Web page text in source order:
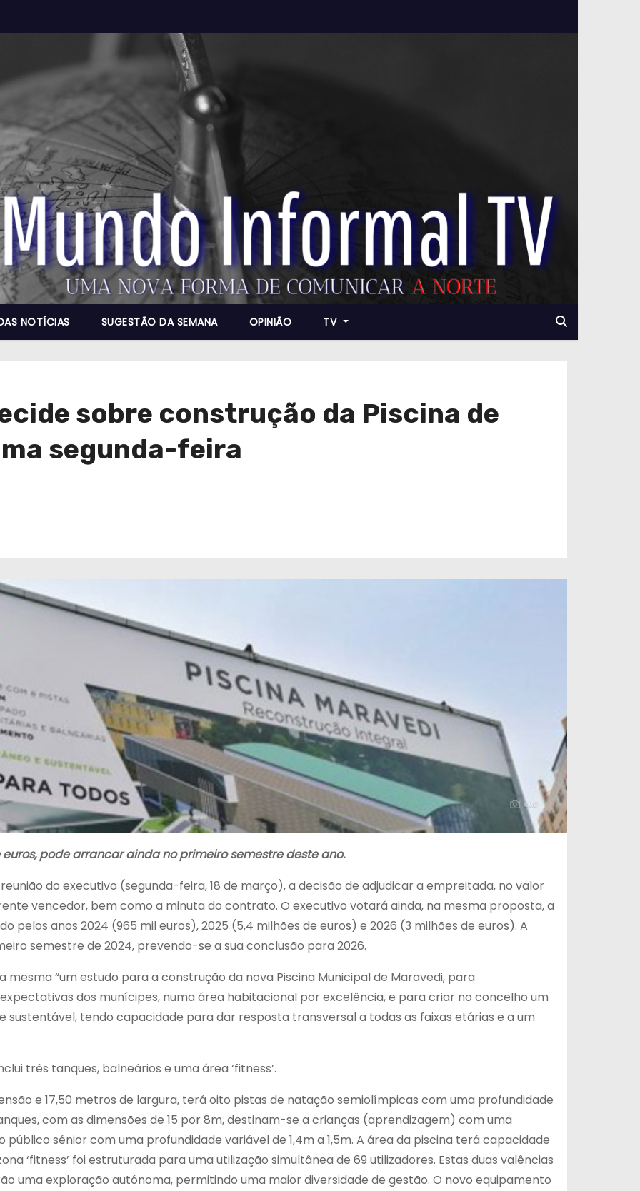
NOTÍCIAS SUGESTÃO DA SEMANA OPINIÃO TV
sobre construção da Piscina de
segunda-feira
pode arrancar ainda no primeiro semestre deste ano.
do executivo (segunda-feira, 18 de março), a decisão de adjudicar a empreitada, no valor
vencedor, bem como a minuta do contrato. O executivo votará ainda, na mesma proposta, a
pelos anos 2024 (965 mil euros), 2025 (5,4 milhões de euros) e 2026 (3 milhões de euros). A
semestre de 2024, prevendo-se a sua conclusão para 2026.
“um estudo para a construção da nova Piscina Municipal de Maravedi, para
dos munícipes, numa área habitacional por excelência, e para criar no concelho um
tendo capacidade para dar resposta transversal a todas as faixas etárias e a um
três tanques, balneários e uma área ‘fitness’.
e 17,50 metros de largura, terá oito pistas de natação semiolímpicas com uma profundidade
com as dimensões de 15 por 8m, destinam-se a crianças (aprendizagem) com uma
público sénior com uma profundidade variável de 1,4m a 1,5m. A área da piscina terá capacidade
‘fitness’ foi estruturada para uma utilização simultânea de 69 utilizadores. Estas duas valências
uma exploração autónoma, permitindo uma maior diversidade de gestão. O novo equipamento